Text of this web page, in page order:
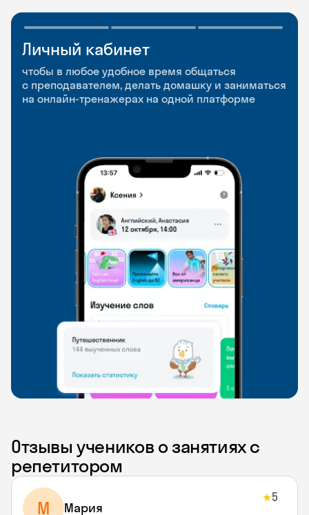
Личный кабинет
чтобы в любое удобное время общаться
с преподавателем, делать домашку и заниматься
на онлайн-тренажерах на одной платформе
Мобильное
приложение
чтобы заниматься и изучать новые слова где
и когда удобно
Разговорные клубы
и Talks
Групповые занятия для разговорной практики
и индивидуальные встречи с преподавателями
Отзывы учеников о занятиях с
репетитором
М Мария
★5